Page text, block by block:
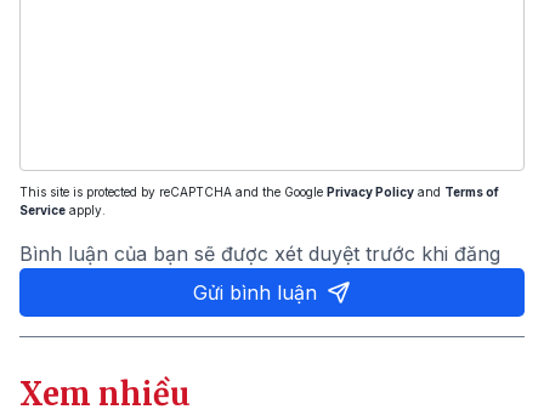
This site is protected by reCAPTCHA and the Google Privacy Policy and Terms of
Service apply.
Bình luận của bạn sẽ được xét duyệt trước khi đăng
Gửi bình luận
Xem nhiều